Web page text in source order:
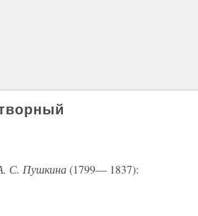
С. Пушкина(1799— 1837):